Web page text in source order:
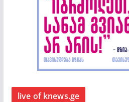
live of knews.ge